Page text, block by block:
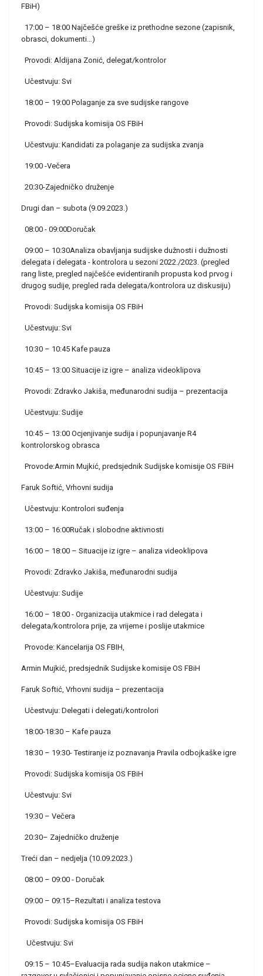
FBiH)
17:00 – 18:00 Najčešće greške iz prethodne sezone (zapisnik,
obrasci, dokumenti…)
Provodi: Aldijana Zonić, delegat/kontrolor
Učestvuju: Svi
18:00 – 19:00 Polaganje za sve sudijske rangove
Provodi: Sudijska komisija OS FBiH
Učestvuju: Kandidati za polaganje za sudijska zvanja
19:00 -Večera
20:30-Zajedničko druženje
Drugi dan – subota (9.09.2023.)
08:00 - 09:00Doručak
09:00 – 10:30Analiza obavljanja sudijske dužnosti i dužnosti
delegata i delegata - kontrolora u sezoni 2022./2023. (pregled
rang liste, pregled najčešće evidentiranih propusta kod prvog i
drugog sudije, pregled rada delegata/kontrolora uz diskusiju)
Provodi: Sudijska komisija OS FBiH
Učestvuju: Svi
10:30 – 10:45 Kafe pauza
10:45 – 13:00 Situacije iz igre – analiza videoklipova
Provodi: Zdravko Jakiša, međunarodni sudija – prezentacija
Učestvuju: Sudije
10:45 – 13:00 Ocjenjivanje sudija i popunjavanje R4
kontrolorskog obrasca
Provode:Armin Mujkić, predsjednik Sudijske komisije OS FBiH
Faruk Softić, Vrhovni sudija
Učestvuju: Kontrolori suđenja
13:00 – 16:00Ručak i slobodne aktivnosti
16:00 – 18:00 – Situacije iz igre – analiza videoklipova
Provodi: Zdravko Jakiša, međunarodni sudija
Učestvuju: Sudije
16:00 – 18:00 - Organizacija utakmice i rad delegata i
delegata/kontrolora prije, za vrijeme i poslije utakmice
Provode: Kancelarija OS FBIH,
Armin Mujkić, predsjednik Sudijske komisije OS FBiH
Faruk Softić, Vrhovni sudija – prezentacija
Učestvuju: Delegati i delegati/kontrolori
18:00-18:30 – Kafe pauza
18:30 – 19:30- Testiranje iz poznavanja Pravila odbojkaške igre
Provodi: Sudijska komisija OS FBiH
Učestvuju: Svi
19:30 – Večera
20:30– Zajedničko druženje
Treći dan – nedjelja (10.09.2023.)
08:00 – 09:00 - Doručak
09:00 – 09:15–Rezultati i analiza testova
Provodi: Sudijska komisija OS FBiH
Učestvuju: Svi
09:15 – 10:45–Evaluacija rada sudija nakon utakmice –